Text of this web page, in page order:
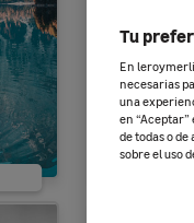
Tu
En
necesarias
una
en
de todas o
sobre el uso